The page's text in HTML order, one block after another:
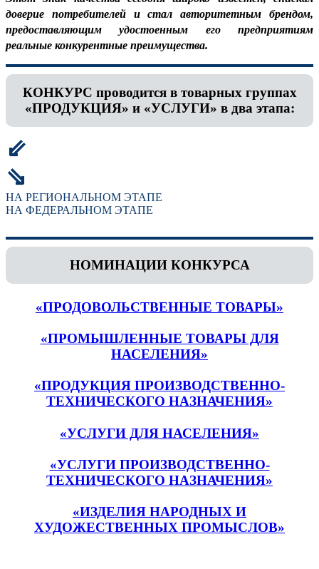
доверие потребителей и стал авторитетным брендом,
предоставляющим удостоенным его предприятиям
реальные конкурентные преимущества.
КОНКУРС проводится в товарных группах
«ПРОДУКЦИЯ» и «УСЛУГИ» в два этапа:
⇙
⇘
НА РЕГИОНАЛЬНОМ ЭТАПЕ
НА ФЕДЕРАЛЬНОМ ЭТАПЕ
НОМИНАЦИИ КОНКУРСА
«ПРОДОВОЛЬСТВЕННЫЕ ТОВАРЫ»
«ПРОМЫШЛЕННЫЕ ТОВАРЫ ДЛЯ
НАСЕЛЕНИЯ»
«ПРОДУКЦИЯ ПРОИЗВОДСТВЕННО-
ТЕХНИЧЕСКОГО НАЗНАЧЕНИЯ»
«УСЛУГИ ДЛЯ НАСЕЛЕНИЯ»
«УСЛУГИ ПРОИЗВОДСТВЕННО-
ТЕХНИЧЕСКОГО НАЗНАЧЕНИЯ»
«ИЗДЕЛИЯ НАРОДНЫХ И
ХУДОЖЕСТВЕННЫХ ПРОМЫСЛОВ»